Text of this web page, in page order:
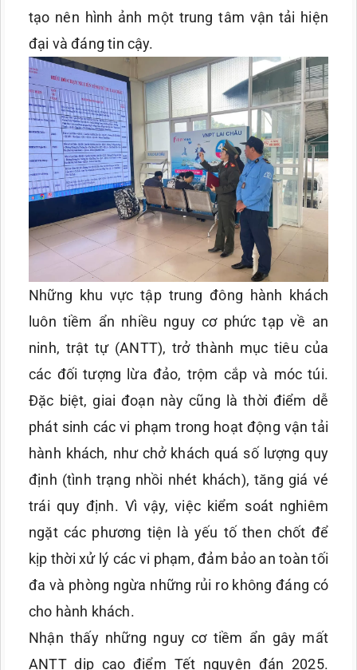
tạo nên hình ảnh một trung tâm vận tải hiện
đại và đáng tin cậy.
Những khu vực tập trung đông hành khách
luôn tiềm ẩn nhiều nguy cơ phức tạp về an
ninh, trật tự (ANTT), trở thành mục tiêu của
các đối tượng lừa đảo, trộm cắp và móc túi.
Đặc biệt, giai đoạn này cũng là thời điểm dễ
phát sinh các vi phạm trong hoạt động vận tải
hành khách, như chở khách quá số lượng quy
định (tình trạng nhồi nhét khách), tăng giá vé
trái quy định. Vì vậy, việc kiểm soát nghiêm
ngặt các phương tiện là yếu tố then chốt để
kịp thời xử lý các vi phạm, đảm bảo an toàn tối
đa và phòng ngừa những rủi ro không đáng có
cho hành khách.
Nhận thấy những nguy cơ tiềm ẩn gây mất
ANTT dịp cao điểm Tết nguyên đán 2025.